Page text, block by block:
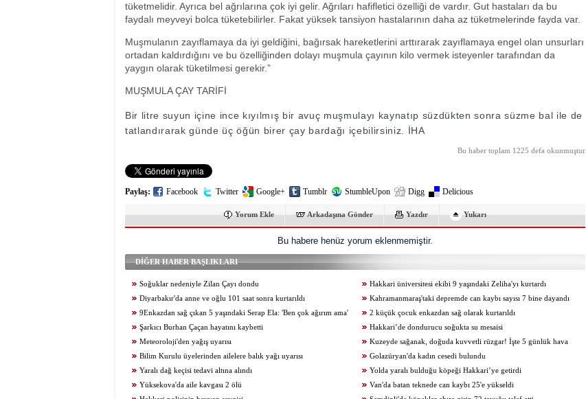
tüketmelidir. Ayrıca bel ağrılarına çok iyi gelir. Ağrıları hafifletici özelliği de vardır. Gut hastaları da bu
faydalı meyveyi bolca tüketebilirler. Fakat yüksek tansiyon hastalarının daha az tüketmelerinde fayda var.
Muşmulanın zayıflamaya da iyi geldiğini, bağırsak hareketlerini arttırarak zayıflamaya engel olan unsurları
ortadan kaldırdığını ve bu özelliğinden dolayı muşmula çayının kilo vermek isteyenler tarafından da
yaygın olarak tüketilmesi gerekir.”
MUŞMULA ÇAY TARİFİ
Bir litre suyun içine ince kıyılmış bir avuç muşmulayı kaynatıp süzdükten sonra süzme bal ile de
tatlandırarak günde üç öğün birer çay bardağı içebilirsiniz. İHA
Bu haber toplam 1225 defa okunmuştur
Paylaş: Facebook Twitter Google+ Tumblr StumbleUpon Digg Delicious
Yorum Ekle Arkadaşına Gönder Yazdır Yukarı
Bu habere henüz yorum eklenmemiştir.
DİĞER HABER BAŞLIKLARI
Soğuklar nedeniyle Zilan Çayı dondu
Hakkari üniversitesi ekibi 9 yaşındaki Zeliha'yı kurtardı
Diyarbakır'da anne ve oğlu 101 saat sonra kurtarıldı
Kahramanmaraş'taki depremde can kaybı sayısı 7 bine dayandı
9Enkazdan sağ çıkan 5 yaşındaki Serap Ela: 'Ben çok ağırım ama'
2 küçük çocuk enkazdan sağ olarak kurtarıldı
Şarkıcı Burhan Çaçan hayatını kaybetti
Hakkari’de dondurucu soğukta su mesaisi
Meteoroloji'den yağış uyarısı
Kuzeyde sağanak, doğuda kuvvetli rüzgar! İşte 5 günlük hava
tahminleri
Bilim Kurulu üyelerinden ailelere balık yağı uyarısı
Golazüryan'da kadın cesedi bulundu
Yaralı dağ keçisi tedavi altına alındı
Yolda yaralı bulduğu köpeği Hakkari’ye getirdi
Yüksekova'da aile kavgası 2 ölü
Van'da batan teknede can kaybı 25'e yükseldi